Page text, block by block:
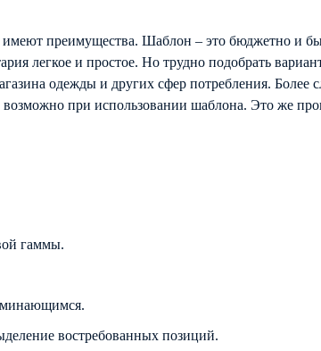
имеют преимущества. Шаблон – это бюджетно и
легкое и простое. Но трудно подобрать
одежды и других сфер потребления. Более
возможно при использовании шаблона. Это же
гаммы.
востребованных позиций.